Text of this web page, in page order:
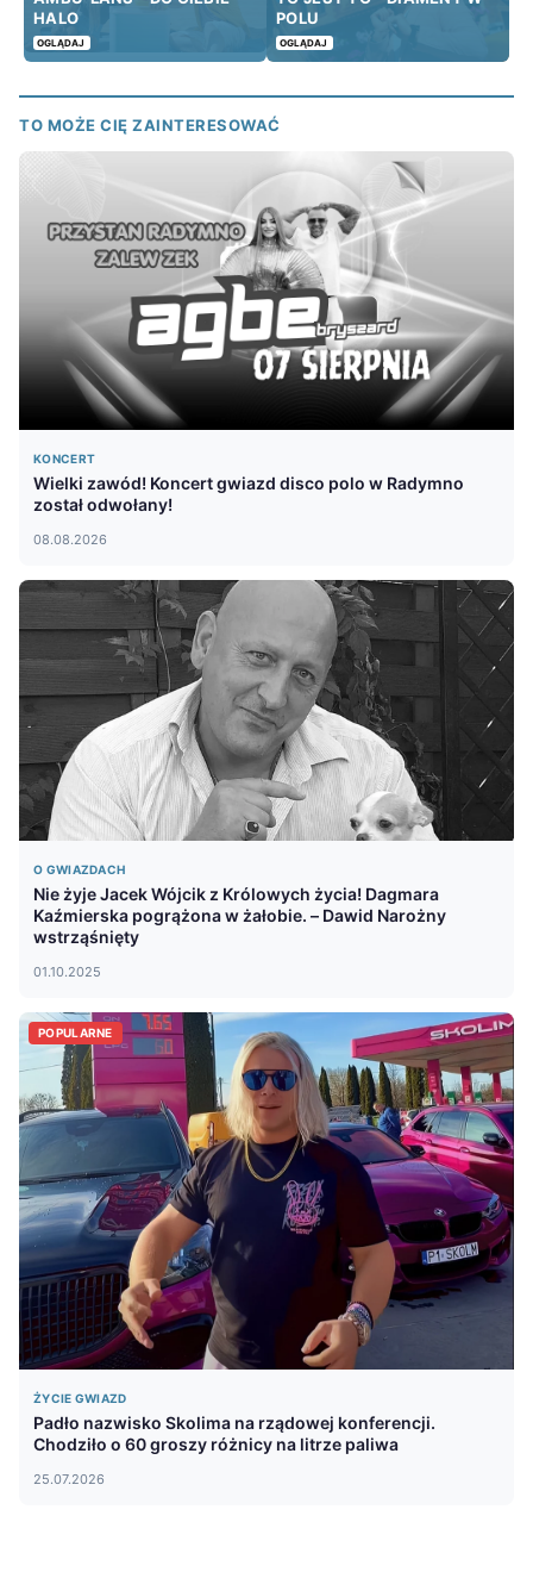
HALO
OGLĄDAJ
POLU
OGLĄDAJ
TO MOŻE CIĘ ZAINTERESOWAĆ
KONCERT
Wielki zawód! Koncert gwiazd disco polo w Radymno
został odwołany!
08.08.2026
O GWIAZDACH
Nie żyje Jacek Wójcik z Królowych życia! Dagmara
Kaźmierska pogrążona w żałobie. – Dawid Narożny
wstrząśnięty
01.10.2025
POPULARNE
ŻYCIE GWIAZD
Padło nazwisko Skolima na rządowej konferencji.
Chodziło o 60 groszy różnicy na litrze paliwa
25.07.2026